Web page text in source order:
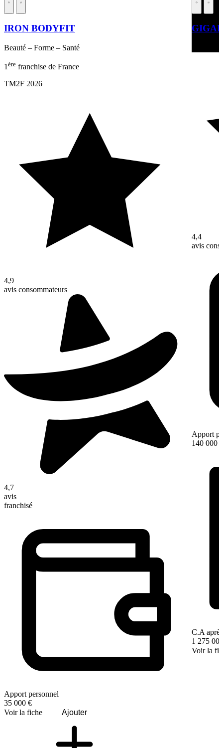
IRON BODYFIT
Beauté – Forme – Santé
1 ère franchise de France
TM2F 2026
4,9
avis consommateurs
4,7
avis
franchisé
Apport personnel
35 000 €
Voir la fiche
Ajouter
4,4
avis
Apport
140 000 €
C.A
1 275
Voir la